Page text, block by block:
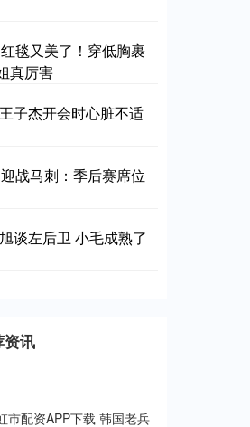
毯又美了！穿低胸裹
真厉害
子杰开会时心脏不适
战马刺：季后赛席位
谈左后卫 小毛成熟了
资讯
市配资APP下载 韩国老兵